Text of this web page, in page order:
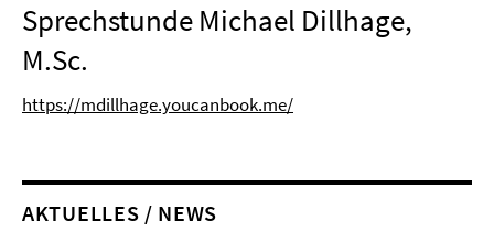
Sprechstunde Michael Dillhage,
M.Sc.
https://mdillhage.youcanbook.me/
AKTUELLES / NEWS